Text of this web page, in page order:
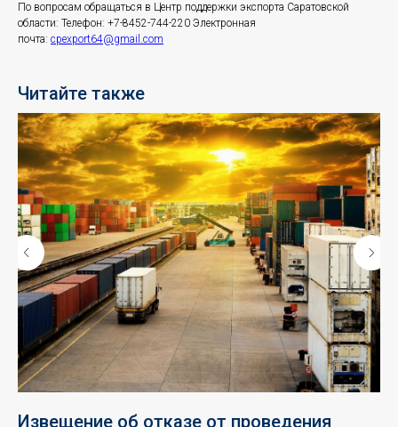
По вопросам обращаться в Центр поддержки экспорта Саратовской
области: Телефон: +7-8452-744-220 Электронная
почта: cpexport64@gmail.com
Читайте также
Извещение об отказе от проведения